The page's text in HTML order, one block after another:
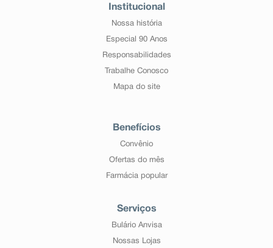
Institucional
Nossa história
Especial 90 Anos
Responsabilidades
Trabalhe Conosco
Mapa do site
Benefícios
Convênio
Ofertas do mês
Farmácia popular
Serviços
Bulário Anvisa
Nossas Lojas